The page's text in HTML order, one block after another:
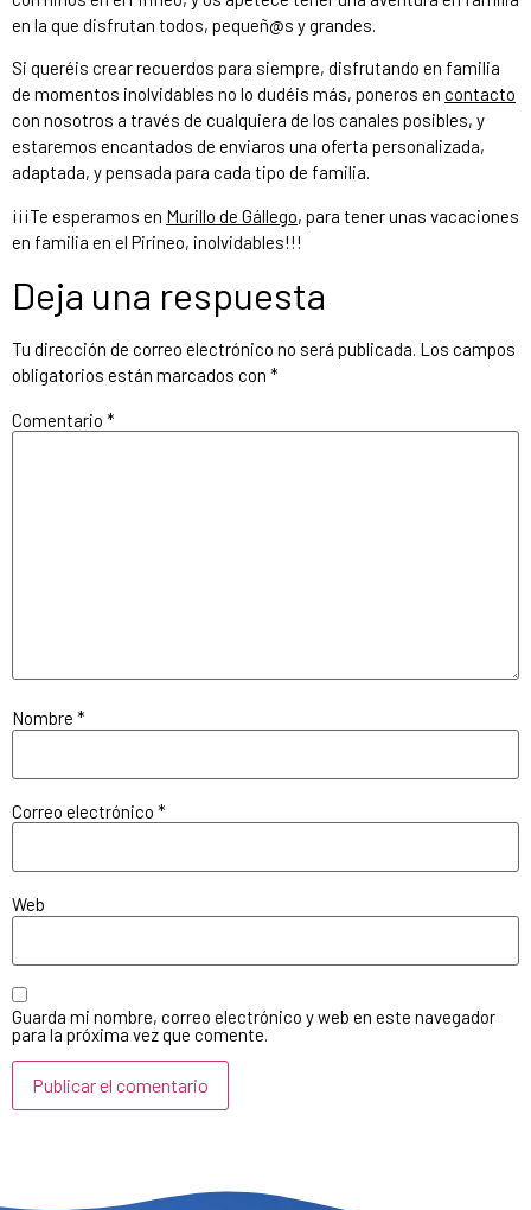
en la que disfrutan todos, pequeñ@s y grandes.
Si queréis crear recuerdos para siempre, disfrutando en familia
de momentos inolvidables no lo dudéis más, poneros en contacto
con nosotros a través de cualquiera de los canales posibles, y
estaremos encantados de enviaros una oferta personalizada,
adaptada, y pensada para cada tipo de familia.
¡¡¡Te esperamos en Murillo de Gállego, para tener unas vacaciones
en familia en el Pirineo, inolvidables!!!
Deja una respuesta
Tu dirección de correo electrónico no será publicada. Los campos
obligatorios están marcados con *
Comentario *
Nombre *
Correo electrónico *
Web
Guarda mi nombre, correo electrónico y web en este navegador
para la próxima vez que comente.